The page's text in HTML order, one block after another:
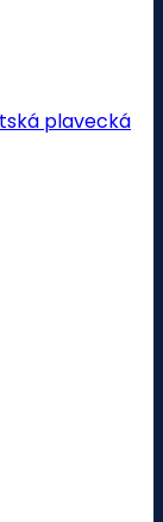
plavecká